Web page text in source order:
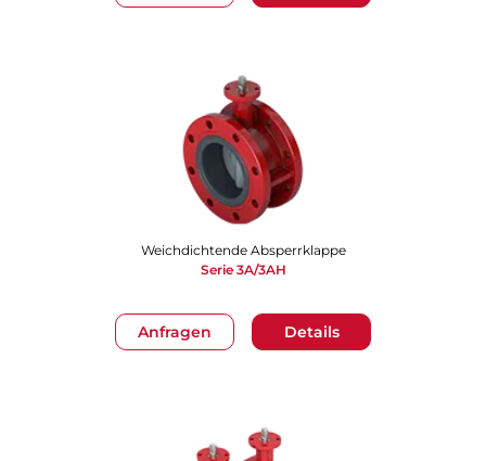
Anfragen Details
Weichdichtende Absperrklappe
Serie 3A/3AH